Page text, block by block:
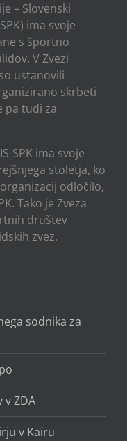
– Slovenski
ima svoje
s športno
V Zvezi
ustanovili
skrbeti
pa tudi za
SPK ima svoje
stoletja, ko
odločilo,
Tako je Zveza
društev
zvez.
sodnika za
v ZDA
v Kairu